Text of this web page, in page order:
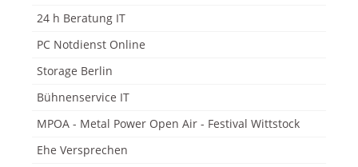
24 h Beratung IT
PC Notdienst Online
Storage Berlin
Bühnenservice IT
MPOA - Metal Power Open Air - Festival Wittstock
Ehe Versprechen